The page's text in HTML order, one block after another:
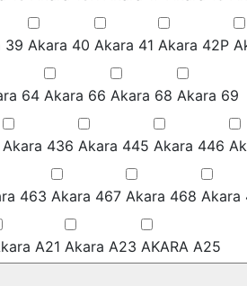
39 Akara 40 Akara 41 Akara 42P
64 Akara 66 Akara 68 Akara 69
Akara 436 Akara 445 Akara 446
463 Akara 467 Akara 468 Akara
A21 Akara A23 AKARA A25